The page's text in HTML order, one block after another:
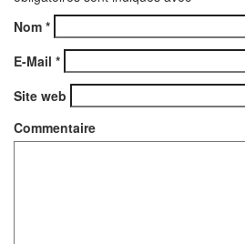
Nom *
E-Mail *
Site web
Commentaire